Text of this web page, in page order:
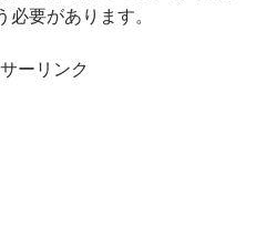
要があります。
ーリンク